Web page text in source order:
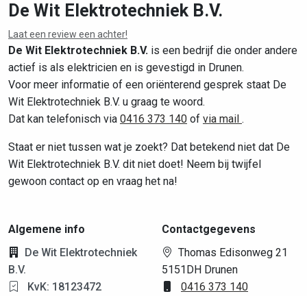
De Wit Elektrotechniek B.V.
Laat een review een achter!
De Wit Elektrotechniek B.V. is een bedrijf die onder andere
actief is als elektricien en is gevestigd in Drunen.
Voor meer informatie of een oriënterend gesprek staat De
Wit Elektrotechniek B.V. u graag te woord.
Dat kan telefonisch via 0416 373 140 of via mail .
Staat er niet tussen wat je zoekt? Dat betekend niet dat De
Wit Elektrotechniek B.V. dit niet doet! Neem bij twijfel
gewoon contact op en vraag het na!
Algemene info
De Wit Elektrotechniek
B.V.
KvK: 18123472
Contactgegevens
Thomas Edisonweg 21
5151DH Drunen
0416 373 140